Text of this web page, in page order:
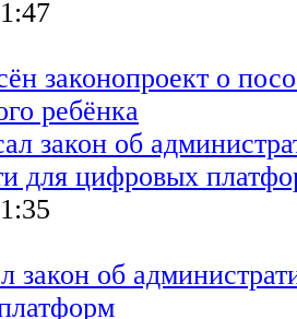
законопроект о
ребёнка
закон об